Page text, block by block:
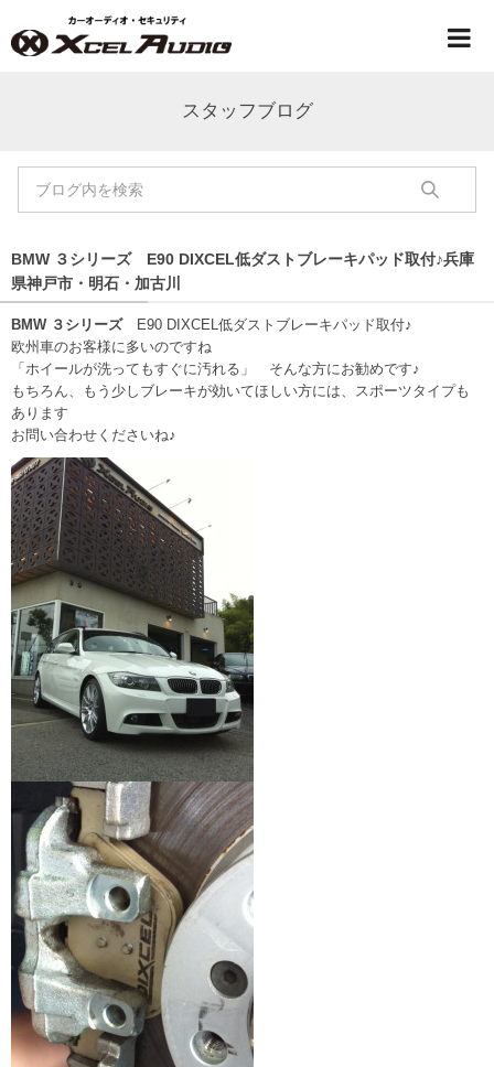
スタッフブログ
BMW ３シリーズ E90 DIXCEL低ダストブレーキパッド取付♪兵庫
県神戸市・明石・加古川
BMW ３シリーズE90 DIXCEL低ダストブレーキパッド取付♪
欧州車のお客様に多いのですね
「ホイールが洗ってもすぐに汚れる」 そんな方にお勧めです♪
もちろん、もう少しブレーキが効いてほしい方には、スポーツタイプも
あります
お問い合わせくださいね♪